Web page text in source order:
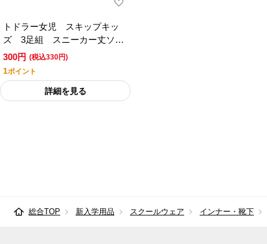
トドラー女児 スキップキッ
ズ 3足組 スニーカー丈ソッ
クス
300円 (税込330円)
1ポイント
詳細を見る
総合TOP 新入学用品 スクールウェア インナー・靴下